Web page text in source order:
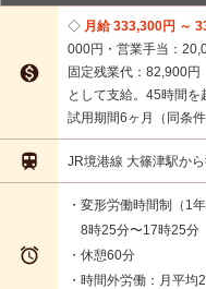

月給 333,300円 ～
000円・営業手当：
固定残業代：82,900円
として支給。45時間を
試用期間6ヶ月（同条件
 JR境港線 大篠津駅か

・変形労働時間制（1年
8時25分〜17時25分
・休憩60分
・時間外労働：月平均